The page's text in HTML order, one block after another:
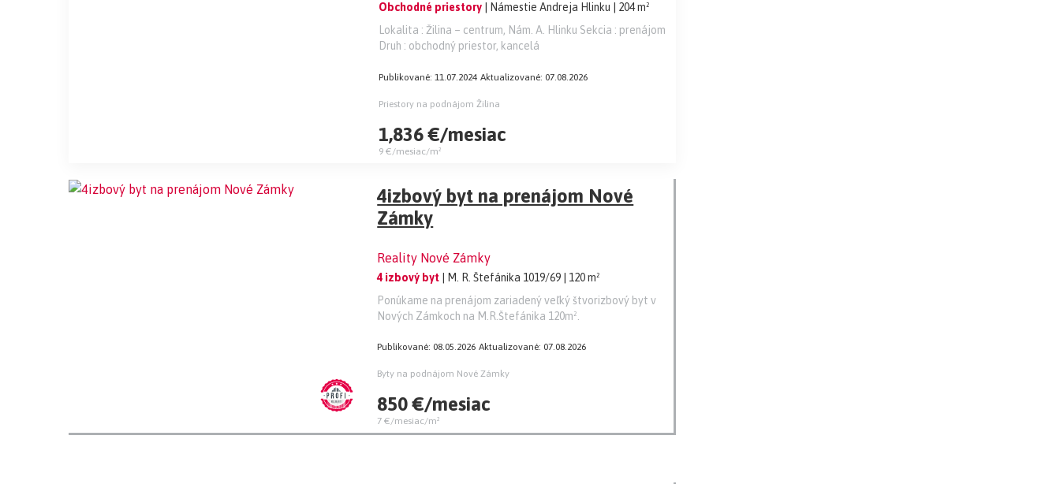
Obchodné priestory | Námestie Andreja Hlinku
| 204 m²
Lokalita : Žilina – centrum, Nám. A. Hlinku Sekcia : prenájom
Druh : obchodný priestor, kancelá
Publikované: 11.07.2024 Aktualizované: 07.08.2026
Priestory na podnájom Žilina
1,836 €/mesiac
9 €/mesiac/m²
4izbový byt na prenájom Nové
Zámky
Reality Nové Zámky
4 izbový byt | M. R. Štefánika 1019/69 | 120 m²
Ponúkame na prenájom zariadený veľký štvorizbový byt v
Nových Zámkoch na M.R.Štefánika 120m².
Publikované: 08.05.2026 Aktualizované: 07.08.2026
Byty na podnájom Nové Zámky
850 €/mesiac
7 €/mesiac/m²